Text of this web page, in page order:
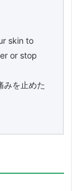
skin to
or stop
みを止めた